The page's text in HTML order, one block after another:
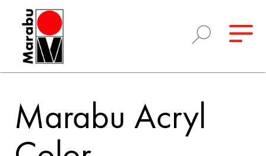
Marabu Acryl